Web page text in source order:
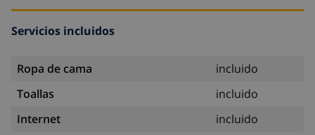
Servicios incluidos
Ropa de cama
incluido
Toallas
incluido
Internet
incluido